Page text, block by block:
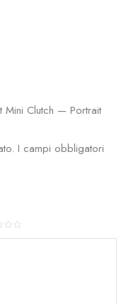
Clutch — Portrait
I campi obbligatori